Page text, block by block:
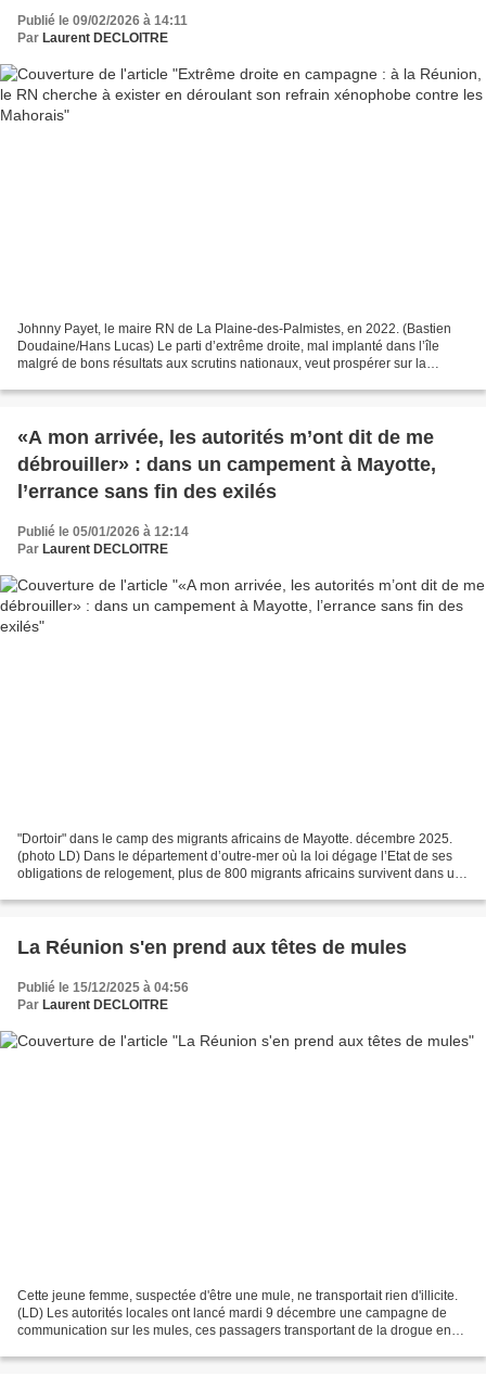
Publié le 09/02/2026 à 14:11
Par Laurent DECLOITRE
Johnny Payet, le maire RN de La Plaine-des-Palmistes, en 2022. (Bastien
Doudaine/Hans Lucas) Le parti d’extrême droite, mal implanté dans l’île
malgré de bons résultats aux scrutins nationaux, veut prospérer sur la
«A mon arrivée, les autorités m’ont dit de me
débrouiller» : dans un campement à Mayotte,
l’errance sans fin des exilés
Publié le 05/01/2026 à 12:14
Par Laurent DECLOITRE
"Dortoir" dans le camp des migrants africains de Mayotte. décembre 2025.
(photo LD) Dans le département d’outre-mer où la loi dégage l’Etat de ses
obligations de relogement, plus de 800 migrants africains survivent dans un
La Réunion s'en prend aux têtes de mules
Publié le 15/12/2025 à 04:56
Par Laurent DECLOITRE
Cette jeune femme, suspectée d'être une mule, ne transportait rien d'illicite.
(LD) Les autorités locales ont lancé mardi 9 décembre une campagne de
communication sur les mules, ces passagers transportant de la drogue en